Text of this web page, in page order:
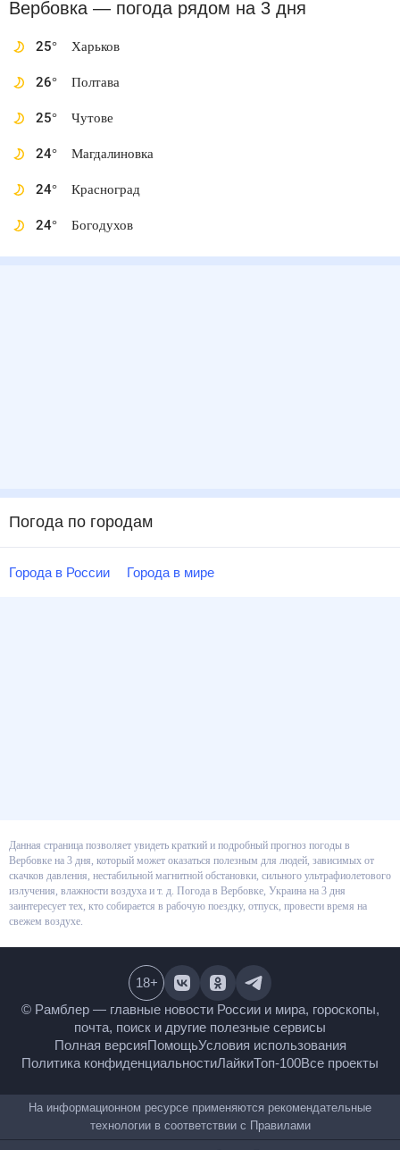
Вербовка — погода рядом на 3 дня
25° Харьков
26° Полтава
25° Чутове
24° Магдалиновка
24° Красноград
24° Богодухов
Погода по городам
Города в России Города в мире
Данная страница позволяет увидеть краткий и подробный прогноз
погоды в Вербовке на 3 дня, который может оказаться полезным для
людей, зависимых от скачков давления, нестабильной магнитной
обстановки, сильного ультрафиолетового излучения, влажности воздуха
и т. д. Погода в Вербовке, Украина на 3 дня заинтересует тех, кто
собирается в рабочую поездку, отпуск, провести время на свежем
© Рамблер — главные новости России и мира,
гороскопы, почта, поиск и другие полезные сервисы
Полная версияПомощьУсловия использования
Все проекты
18+
На информационном ресурсе применяются